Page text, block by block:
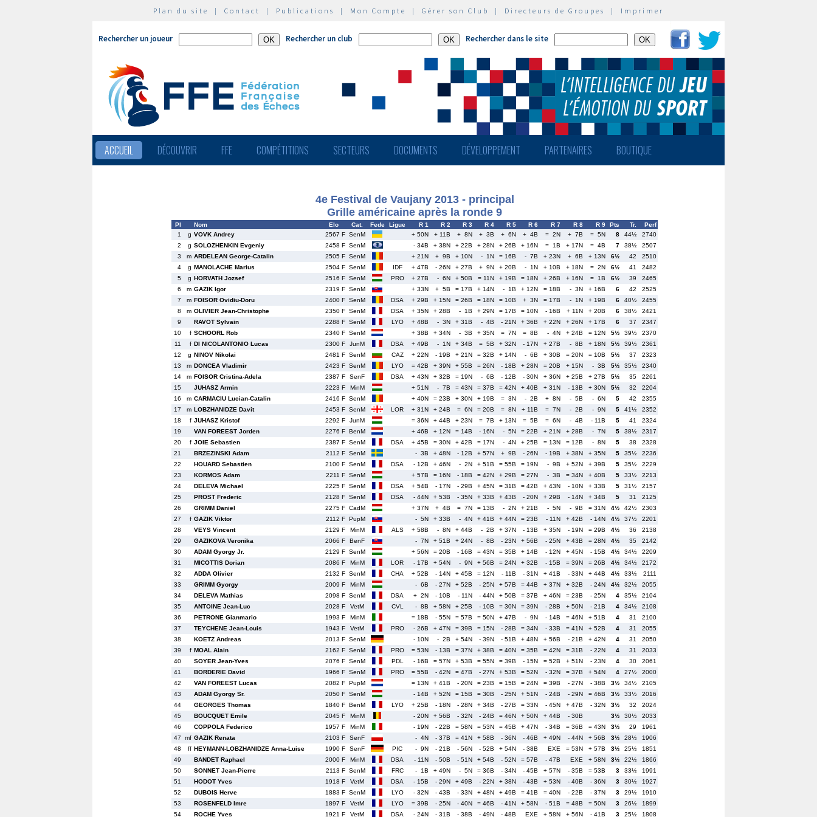
Plan du site | Contact | Publications | Mon Compte | Gérer son Club | Directeurs de Groupes | Imprimer
Rechercher un joueur Rechercher un club Rechercher dans le site
ACCUEIL DÉCOUVRIR FFE COMPÉTITIONS SECTEURS DOCUMENTS DÉVELOPPEMENT PARTENAIRES BOUTIQUE
4e Festival de Vaujany 2013 - principal
Grille américaine après la ronde 9
Pl Nom Elo Cat. Fede Ligue R 1 R 2 R 3 R 4 R 5 R 6 R 7 R 8 R 9 Pts Tr.
Perf
1
g VOVK Andrey 2567 F SenM + 50N + 11B + 8N + 3B + 6N + 4B = 2N + 7B = 5N 8 44½
2740
2
g SOLOZHENKIN Evgeniy 2458 F SenM - 34B + 38N + 22B + 28N + 26B + 16N = 1B + 17N = 4B 7 38½
2507
3
m ARDELEAN George-Catalin 2505 F SenM + 21N + 9B + 10N - 1N = 16B - 7B + 23N + 6B + 13N 6½ 42
2510
4
g MANOLACHE Marius 2504 F SenM IDF + 47B - 26N + 27B + 9N + 20B - 1N + 10B + 18N = 2N 6½ 41
2482
5
g HORVATH Jozsef 2516 F SenM PRO + 27B - 6N + 50B = 11N + 19B = 18N + 26B + 16N = 1B 6½ 39
2465
6
m GAZIK Igor 2319 F SenM + 33N + 5B = 17B + 14N - 1B + 12N = 18B - 3N + 16B 6 42
2525
7
m FOISOR Ovidiu-Doru 2400 F SenM DSA + 29B + 15N = 26B = 18N = 10B + 3N = 17B - 1N + 19B 6 40½
2455
8
m OLIVIER Jean-Christophe 2350 F SenM DSA + 35N + 28B - 1B + 29N = 17B = 10N - 16B + 11N + 20B 6 38½
2421
9
RAVOT Sylvain 2288 F SenM LYO + 48B - 3N + 31B - 4B - 21N + 36B + 22N + 26N + 17B 6 37
2347
10
f SCHOORL Rob 2340 F SenM + 38B + 34N - 3B + 35N = 7N = 8B - 4N + 24B = 12N 5½ 39½
2370
11
f DI NICOLANTONIO Lucas 2300 F JunM DSA + 49B - 1N + 34B = 5B + 32N - 17N + 27B - 8B + 18N 5½ 39½
2361
12
g NINOV Nikolai 2481 F SenM CAZ + 22N - 19B + 21N = 32B + 14N - 6B + 30B = 20N = 10B 5½ 37
2323
13
m DONCEA Vladimir 2423 F SenM LYO = 42B + 39N + 55B = 26N - 18B + 28N = 20B + 15N - 3B 5½ 35½
2340
14
m FOISOR Cristina-Adela 2387 F SenF DSA + 43N + 32B = 19N - 6B - 12B - 30N + 36N + 25B + 27B 5½ 35
2261
15
JUHASZ Armin 2223 F MinM + 51N - 7B = 43N = 37B = 42N + 40B + 31N - 13B + 30N 5½ 32
2204
16
m CARMACIU Lucian-Catalin 2416 F SenM + 40N = 23B + 30N + 19B = 3N - 2B + 8N - 5B - 6N 5 42
2355
17
m LOBZHANIDZE Davit 2453 F SenM LOR + 31N + 24B = 6N = 20B = 8N + 11B = 7N - 2B - 9N 5 41½
2352
18
f JUHASZ Kristof 2292 F JunM = 36N + 44B + 23N = 7B + 13N = 5B = 6N - 4B - 11B 5 41
2324
19
VAN FOREEST Jorden 2276 F BenM + 46B + 12N = 14B - 16N - 5N = 22B + 21N + 28B - 7N 5 38½
2317
20
f JOIE Sebastien 2387 F SenM DSA + 45B = 30N + 42B = 17N - 4N + 25B = 13N = 12B - 8N 5 38
2328
21
BRZEZINSKI Adam 2112 F SenM - 3B + 48N - 12B + 57N + 9B - 26N - 19B + 38N + 35N 5 35½
2236
22
HOUARD Sebastien 2100 F SenM DSA - 12B + 46N - 2N + 51B = 55B = 19N - 9B + 52N + 39B 5 35½
2229
23
KORMOS Adam 2211 F SenM + 57B = 16N - 18B = 42N + 29B = 27N - 3B = 34N + 40B 5 33½
2213
24
DELEVA Michael 2225 F SenM DSA + 54B - 17N - 29B + 45N = 31B = 42B + 43N - 10N + 33B 5 31½
2157
25
PROST Frederic 2128 F SenM DSA - 44N + 53B - 35N + 33B + 43B - 20N + 29B - 14N + 34B 5 31
2125
26
GRIMM Daniel 2275 F CadM + 37N + 4B = 7N = 13B - 2N + 21B - 5N - 9B = 31N 4½ 42½
2303
27
f GAZIK Viktor 2112 F PupM - 5N + 33B - 4N + 41B + 44N = 23B - 11N + 42B - 14N 4½ 37½
2201
28
VEYS Vincent 2129 F MinM ALS + 58B - 8N + 44B - 2B + 37N - 13B + 35N - 19N = 29B 4½ 36
2138
29
GAZIKOVA Veronika 2066 F BenF - 7N + 51B + 24N - 8B - 23N + 56B - 25N + 43B = 28N 4½ 35
2142
30
ADAM Gyorgy Jr. 2129 F SenM + 56N = 20B - 16B = 43N = 35B + 14B - 12N + 45N - 15B 4½ 34½
2209
31
MICOTTIS Dorian 2086 F MinM LOR - 17B + 54N - 9N + 56B = 24N + 32B - 15B = 39N = 26B 4½ 34½
2172
32
ADDA Olivier 2132 F SenM CHA + 52B - 14N + 45B = 12N - 11B - 31N + 41B - 33N + 44B 4½ 33½
2111
33
GRIMM Gyorgy 2009 F MinM - 6B - 27N + 52B - 25N + 57B = 44B + 37N + 32B - 24N 4½ 32½
2055
34
DELEVA Mathias 2098 F SenM DSA + 2N - 10B - 11N - 44N + 50B = 37B + 46N = 23B - 25N 4 35½
2104
35
ANTOINE Jean-Luc 2028 F VetM CVL - 8B + 58N + 25B - 10B = 30N = 39N - 28B + 50N - 21B 4 34½
2108
36
PETRONE Gianmario 1993 F MinM = 18B - 55N = 57B = 50N + 47B - 9N - 14B = 46N + 51B 4 31
2100
37
TEYCHENE Jean-Louis 1943 F VetM PRO - 26B + 47N = 39B = 15N - 28B = 34N - 33B = 41N + 52B 4 31
2055
38
KOETZ Andreas 2013 F SenM - 10N - 2B + 54N - 39N - 51B + 48N + 56B - 21B + 42N 4 31
2050
39
f MOAL Alain 2162 F SenM PRO = 53N - 13B = 37N + 38B = 40N = 35B = 42N = 31B - 22N 4 31
2033
40
SOYER Jean-Yves 2076 F SenM PDL - 16B = 57N + 53B = 55N = 39B - 15N = 52B + 51N - 23N 4 30
2061
41
BORDERIE David 1966 F SenM PRO = 55B - 42N = 47B - 27N + 53B = 52N - 32N = 37B + 54N 4 27½
2000
42
VAN FOREEST Lucas 2082 F PupM = 13N + 41B - 20N = 23B = 15B = 24N = 39B - 27N - 38B 3½ 34½
2105
43
ADAM Gyorgy Sr. 2050 F SenM - 14B + 52N = 15B = 30B - 25N + 51N - 24B - 29N = 46B 3½ 33½
2016
44
GEORGES Thomas 1840 F BenM LYO + 25B - 18N - 28N + 34B - 27B = 33N - 45N + 47B - 32N 3½ 32
2024
45
BOUCQUET Emile 2045 F MinM - 20N + 56B - 32N - 24B = 46N + 50N + 44B - 30B 3½ 30½
2033
46
COPPOLA Federico 1957 F MinM - 19N - 22B = 58N = 53N = 45B + 47N - 34B = 36B = 43N 3½ 29
1961
47
mf GAZIK Renata 2103 F SenF - 4N - 37B = 41N + 58B - 36N - 46B + 49N - 44N + 56B 3½ 28½
1906
48
ff HEYMANN-LOBZHANIDZE Anna-Luise 1990 F SenF PIC - 9N - 21B - 56N - 52B + 54N - 38B EXE = 53N + 57B 3½ 25½
1851
49
BANDET Raphael 2000 F MinM DSA - 11N - 50B - 51N + 54B - 52N = 57B - 47B EXE + 58N 3½ 22½
1866
50
SONNET Jean-Pierre 2113 F SenM FRC - 1B + 49N - 5N = 36B - 34N - 45B + 57N - 35B = 53B 3 33½
1991
51
HODOT Yves 1918 F VetM DSA - 15B - 29N + 49B - 22N + 38N - 43B + 53N - 40B - 36N 3 30½
1927
52
DUBOIS Herve 1883 F SenM LYO - 32N - 43B - 33N + 48N + 49B = 41B = 40N - 22B - 37N 3 29½
1910
53
ROSENFELD Imre 1897 F VetM LYO = 39B - 25N - 40N = 46B - 41N + 58N - 51B = 48B = 50N 3 26½
1899
54
ROCHE Yves 1921 F VetM DSA - 24N - 31B - 38B - 49N - 48B EXE + 58N + 56N - 41B 3 25½ 1808